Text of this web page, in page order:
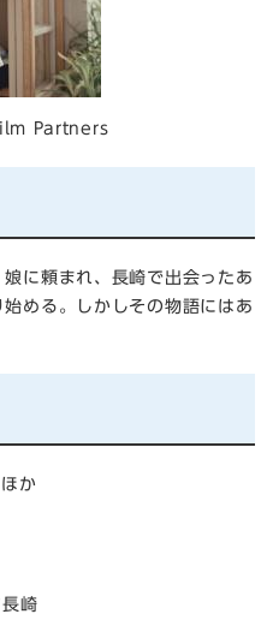
Partners
に頼まれ、長崎で出会ったあ
める。しかしその物語にはあ
か
崎